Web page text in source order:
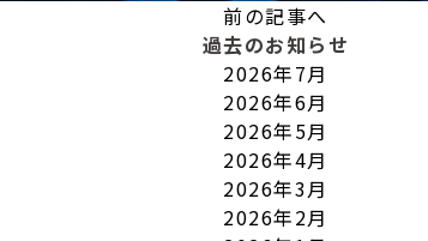
前の記事へ
過去のお知らせ
2026年7月
2026年6月
2026年5月
2026年4月
2026年3月
2026年2月